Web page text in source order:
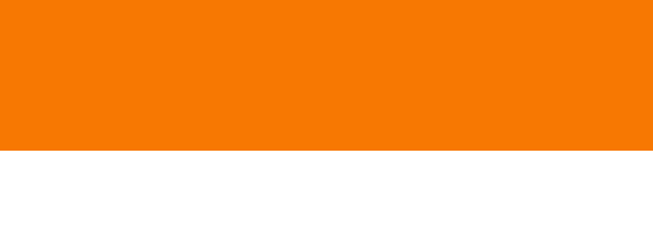
SIFONI SPAZIO PER
SIFONI SPAZIO PER
SIFONI